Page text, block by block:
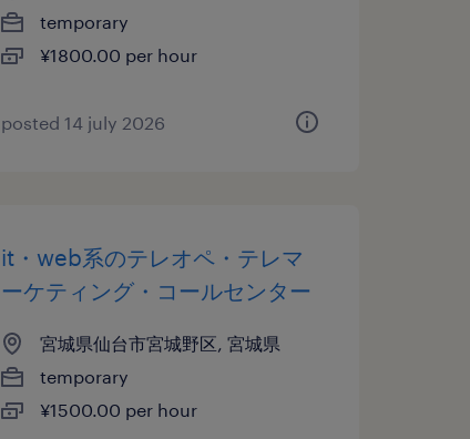
temporary
¥1800.00 per hour
posted 14 july 2026
it・web系のテレオペ・テレマ
ーケティング・コールセンター
宮城県仙台市宮城野区, 宮城県
temporary
¥1500.00 per hour